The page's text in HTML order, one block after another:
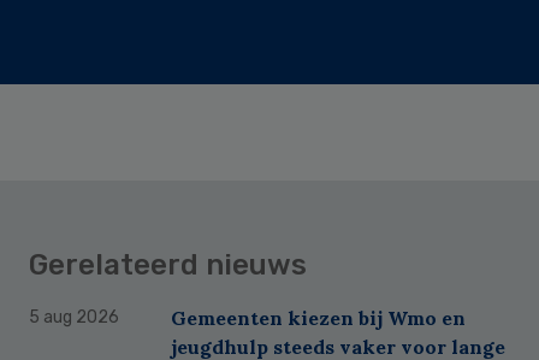
Gerelateerd nieuws
5 aug 2026
Gemeenten kiezen bij Wmo en
jeugdhulp steeds vaker voor lange